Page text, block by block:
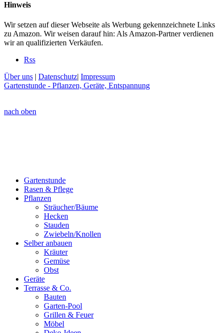
Hinweis
Wir setzen auf dieser Webseite als Werbung gekennzeichnete Links
zu Amazon. Wir weisen darauf hin: Als Amazon-Partner verdienen
wir an qualifizierten Verkäufen.
Rss
Über uns | Datenschutz| Impressum
Gartenstunde - Pflanzen, Geräte, Entspannung
nach oben
Gartenstunde
Rasen & Pflege
Pflanzen
Sträucher/Bäume
Hecken
Stauden
Zwiebeln/Knollen
Selber anbauen
Kräuter
Gemüse
Obst
Geräte
Terrasse & Co.
Bauten
Garten-Pool
Grillen & Feuer
Möbel